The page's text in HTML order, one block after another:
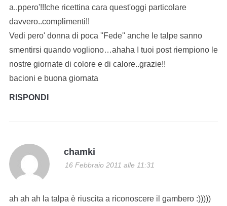
a..ppero'!!!che ricettina cara quest'oggi particolare
davvero..complimenti!!
Vedi pero' donna di poca ''Fede'' anche le talpe sanno
smentirsi quando vogliono…ahaha I tuoi post riempiono le
nostre giornate di colore e di calore..grazie!!
bacioni e buona giornata
RISPONDI
chamki
16 Febbraio 2011 alle 11:31
ah ah ah la talpa è riuscita a riconoscere il gambero :)))))